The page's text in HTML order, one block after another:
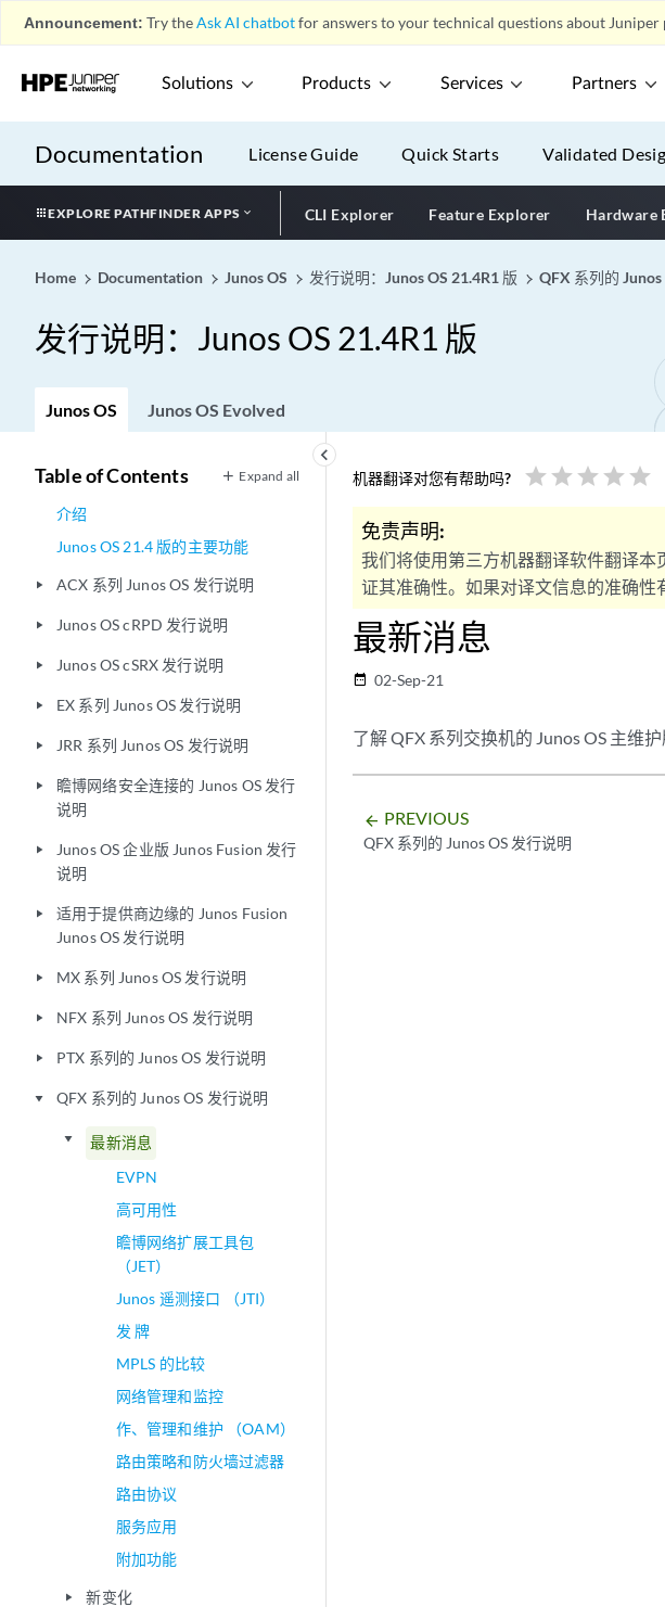
Announcement: Try theAsk AI chatbotfor answers to your technical questions about
Solutions Products Services Partners
Documentation License Guide Quick Starts Validated
EXPLORE PATHFINDER APPS CLI Explorer Feature Explorer Hardware
Home Documentation Junos OS 发行说明：Junos OS 21.4R1 版 QFX 系列的
发行说明：Junos OS 21.4R1 版
Junos OS Junos OS Evolved
keyboard_arrow_left
Table of Contents Expand all
介绍
Junos OS 21.4 版的主要功能
play_arrow ACX 系列 Junos OS 发行说明
play_arrow Junos OS cRPD 发行说明
play_arrow Junos OS cSRX 发行说明
play_arrow EX 系列 Junos OS 发行说明
play_arrow JRR 系列 Junos OS 发行说明
play_arrow
瞻博网络安全连接的 Junos OS 发行
说明
play_arrow
Junos OS 企业版 Junos Fusion 发行
说明
play_arrow
适用于提供商边缘的 Junos Fusion
Junos OS 发行说明
play_arrow MX 系列 Junos OS 发行说明
play_arrow NFX 系列 Junos OS 发行说明
play_arrow PTX 系列的 Junos OS 发行说明
play_arrow QFX 系列的 Junos OS 发行说明
play_arrow
最新消息
EVPN
高可用性
瞻博网络扩展工具包
（JET）
Junos 遥测接口 （JTI）
发 牌
MPLS 的比较
网络管理和监控
作、管理和维护 （OAM）
路由策略和防火墙过滤器
路由协议
服务应用
附加功能
play_arrow
新变化
机器翻译对您有帮助吗? star star star star star
免责声明:
我们将使用第三方机器翻译软件翻译
证其准确性。如果对译文信息的准确性
最新消息
date_range 02-Sep-21
了解 QFX 系列交换机的 Junos OS 主维
arrow_backward PREVIOUS
QFX 系列的 Junos OS 发行说明